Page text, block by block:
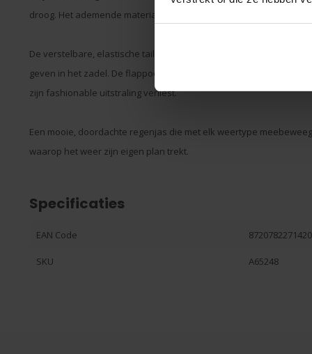
droog. Het ademende materiaal en de mesh ventilatie zorgen
De verstelbare, elastische taille geeft de jas een elegante
geven in het zadel. De flappockets met verborgen drukknopen
zijn fashionable uitstraling verliest.
Een mooie, doordachte regenjas die met elk weertype
waarop het weer zijn eigen plan trekt.
Specificaties
EAN Code 8720782271420
SKU A65248